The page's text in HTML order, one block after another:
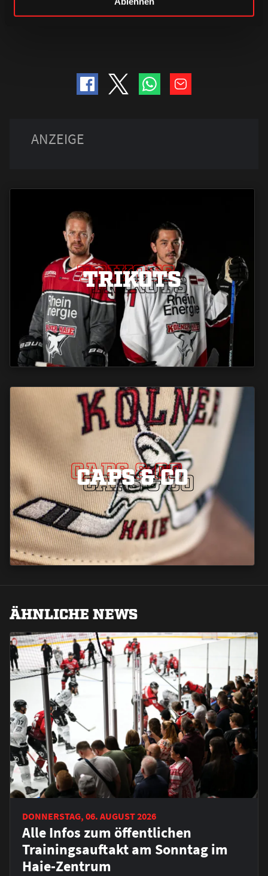
TRIKOTS
TRIKOTS
TRIKOTS
CAPS & CO
CAPS & CO
CAPS & CO
ÄHNLICHE NEWS
DONNERSTAG, 06. AUGUST 2026
Alle Infos zum öffentlichen
Trainingsauftakt am Sonntag im
Haie-Zentrum